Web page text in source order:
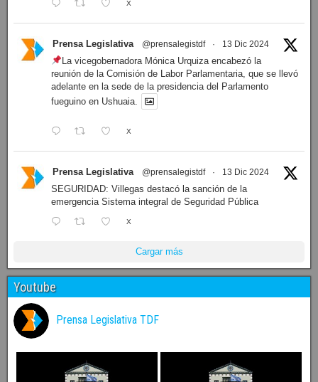
X
Prensa Legislativa @prensalegistdf · 13 Dic 2024
La vicegobernadora Mónica Urquiza encabezó la
reunión de la Comisión de Labor Parlamentaria, que se llevó
adelante en la sede de la presidencia del Parlamento
fueguino en Ushuaia.
X
Prensa Legislativa @prensalegistdf · 13 Dic 2024
SEGURIDAD: Villegas destacó la sanción de la
emergencia Sistema integral de Seguridad Pública
X
Cargar más
Youtube
Prensa Legislativa TDF